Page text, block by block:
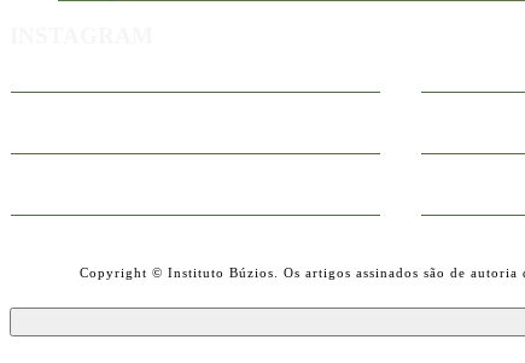
Copyright © Instituto Búzios. Os artigos assinados são de autoria